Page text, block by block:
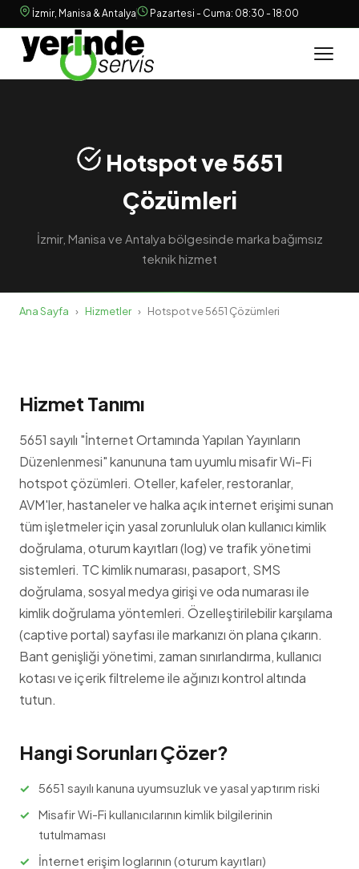
İzmir, Manisa & Antalya Pazartesi - Cuma: 08:30 - 18:00
Hotspot ve 5651
Çözümleri
İzmir, Manisa ve Antalya bölgesinde marka bağımsız
teknik hizmet
Ana Sayfa › Hizmetler › Hotspot ve 5651 Çözümleri
Hizmet Tanımı
5651 sayılı "İnternet Ortamında Yapılan Yayınların
Düzenlenmesi" kanununa tam uyumlu misafir Wi-Fi
hotspot çözümleri. Oteller, kafeler, restoranlar,
AVM'ler, hastaneler ve halka açık internet erişimi sunan
tüm işletmeler için yasal zorunluluk olan kullanıcı kimlik
doğrulama, oturum kayıtları (log) ve trafik yönetimi
sistemleri. TC kimlik numarası, pasaport, SMS
doğrulama, sosyal medya girişi ve oda numarası ile
kimlik doğrulama yöntemleri. Özelleştirilebilir karşılama
(captive portal) sayfası ile markanızı ön plana çıkarın.
Bant genişliği yönetimi, zaman sınırlandırma, kullanıcı
kotası ve içerik filtreleme ile ağınızı kontrol altında
tutun.
Hangi Sorunları Çözer?
5651 sayılı kanuna uyumsuzluk ve yasal yaptırım riski
Misafir Wi-Fi kullanıcılarının kimlik bilgilerinin
tutulmaması
İnternet erişim loglarının (oturum kayıtları)